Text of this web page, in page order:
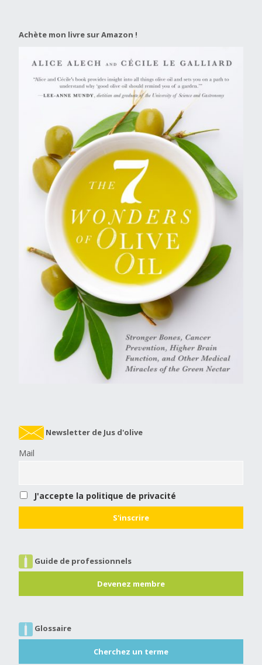
Achète mon livre sur Amazon !
Newsletter de Jus d'olive
Mail
J'accepte la politique de privacité
Guide de professionnels
Devenez membre
Glossaire
Cherchez un terme